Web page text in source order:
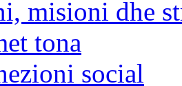
misioni dhe
tona
social